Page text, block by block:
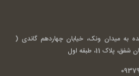
به میدان ونک، خیابان چهاردهم گاندی (